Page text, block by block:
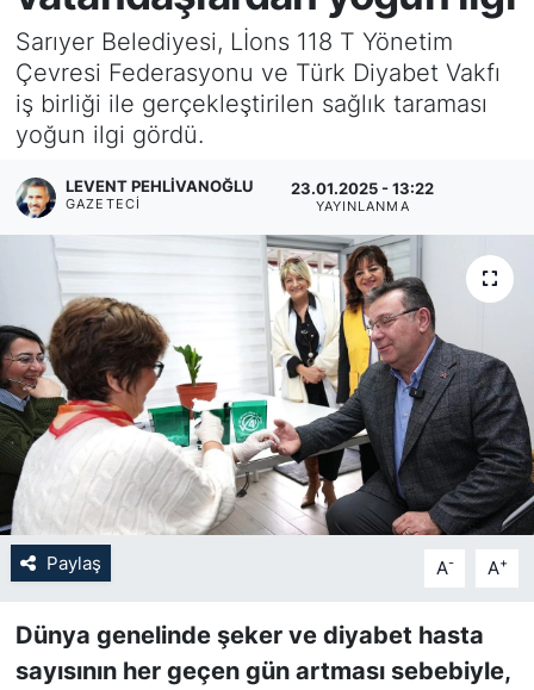
Sarıyer Belediyesi, Lİons 118 T Yönetim
Çevresi Federasyonu ve Türk Diyabet Vakfı
iş birliği ile gerçekleştirilen sağlık taraması
yoğun ilgi gördü.
LEVENT PEHLIVANOĞLU
GAZETECI
23.01.2025 - 13:22
YAYINLANMA
Paylaş A- A+
Dünya genelinde şeker ve diyabet hasta
sayısının her geçen gün artması sebebiyle,
KÖŞE YAZILARI
KÖŞE YAZILARI (Arşiv)
SAĞLIK
SARIYER HABERLERİ
SARIYER İMAR BARIŞI
SEKTÖR
SON DAKİKA HABERİ